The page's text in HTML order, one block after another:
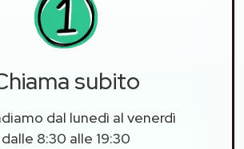
subito
dal lunedì al venerdì
dalle 8:30 alle 19:30